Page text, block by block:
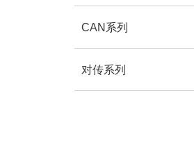
CAN系列
对传系列